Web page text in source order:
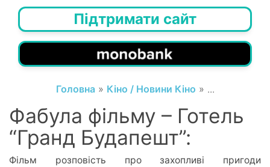
Підтримати сайт
Головна» Кіно / Новини Кіно » ...
Фабула фільму – Готель
“Гранд Будапешт”:
Фільм розповість про захопливі пригоди